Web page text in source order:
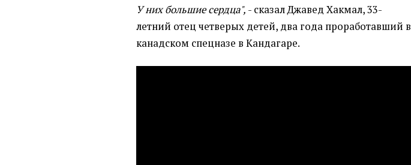
У них большие сердца", - сказал Джавед Хакмал, 33-
летний отец четверых детей, два года проработавший в
канадском спецназе в Кандагаре.